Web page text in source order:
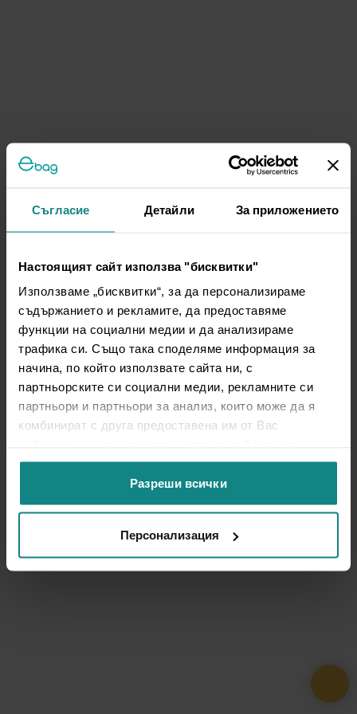
Съгласие Детайли За приложението
Настоящият сайт използва "бисквитки"
Използваме „бисквитки“, за да персонализираме
съдържанието и рекламите, да предоставяме
функции на социални медии и да анализираме
трафика си. Също така споделяме информация за
начина, по който използвате сайта ни, с
партньорските си социални медии, рекламните си
партньори и партньори за анализ, които може да я
комбинират с друга предоставена им от Вас
ползването от Ваша страна на услугите им.
Разреши всички
Персонализация